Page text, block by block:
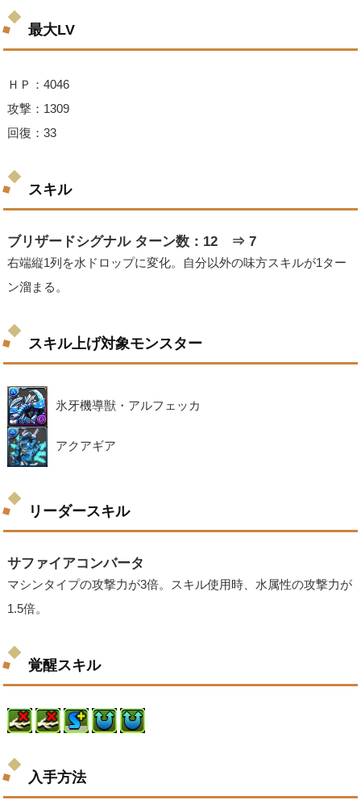
最大LV
ＨＰ：4046
攻撃：1309
回復：33
スキル
ブリザードシグナル ターン数：12 ⇒ 7
右端縦1列を水ドロップに変化。自分以外の味方スキルが1ター
ン溜まる。
スキル上げ対象モンスター
氷牙機導獣・アルフェッカ
アクアギア
リーダースキル
サファイアコンバータ
マシンタイプの攻撃力が3倍。スキル使用時、水属性の攻撃力が
1.5倍。
覚醒スキル
入手方法